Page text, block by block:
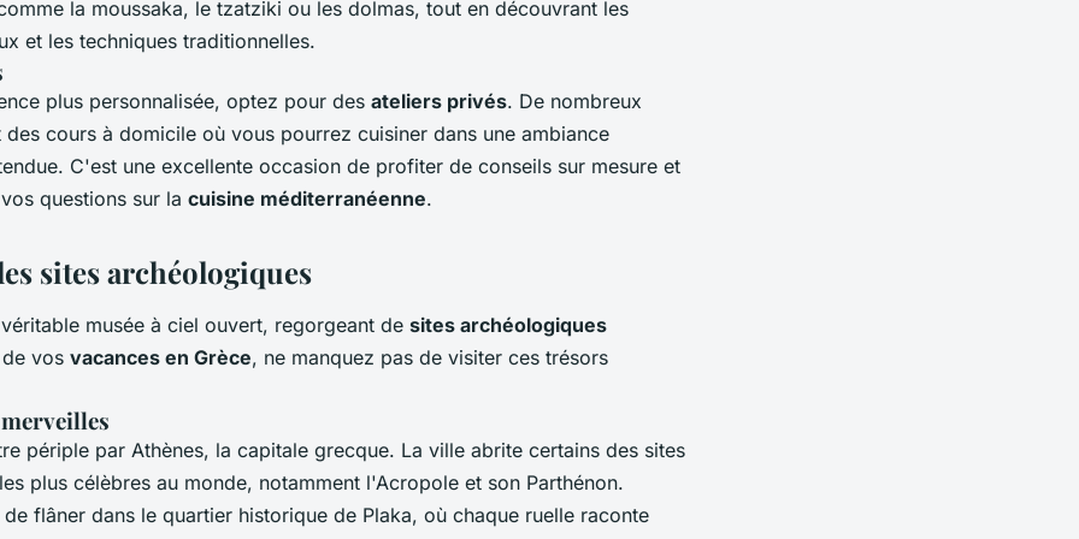
la moussaka, le tzatziki ou les dolmas, tout en découvrant les
et les techniques traditionnelles.
plus personnalisée, optez pour des ateliers privés. De nombreux
cours à domicile où vous pourrez cuisiner dans une ambiance
C'est une excellente occasion de profiter de conseils sur mesure et
questions sur la cuisine méditerranéenne.
sites archéologiques
musée à ciel ouvert, regorgeant de sites archéologiques
vos vacances en Grèce, ne manquez pas de visiter ces trésors
merveilles
périple par Athènes, la capitale grecque. La ville abrite certains des sites
plus célèbres au monde, notamment l'Acropole et son Parthénon.
flâner dans le quartier historique de Plaka, où chaque ruelle raconte